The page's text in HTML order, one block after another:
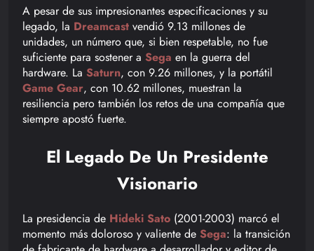
A pesar de sus impresionantes especificaciones y su
legado, la Dreamcast vendió 9.13 millones de
unidades, un número que, si bien respetable, no fue
suficiente para sostener a Sega en la guerra del
hardware. La Saturn, con 9.26 millones, y la portátil
Game Gear, con 10.62 millones, muestran la
resiliencia pero también los retos de una compañía que
siempre apostó fuerte.
El Legado De Un Presidente
Visionario
La presidencia de Hideki Sato (2001-2003) marcó el
momento más doloroso y valiente de Sega: la transición